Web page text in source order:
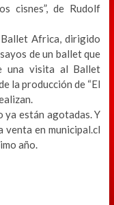
cisnes”, de Rudolf
Africa, dirigido
de un ballet que
una visita al Ballet
la producción de “El
ya están agotadas. Y
venta en municipal.cl
año.